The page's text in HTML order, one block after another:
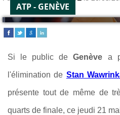
ATP - GENÈVE
Si le public deGenève a
l'élimination de Stan
présente tout de même de
quarts de finale, ce jeudi 21